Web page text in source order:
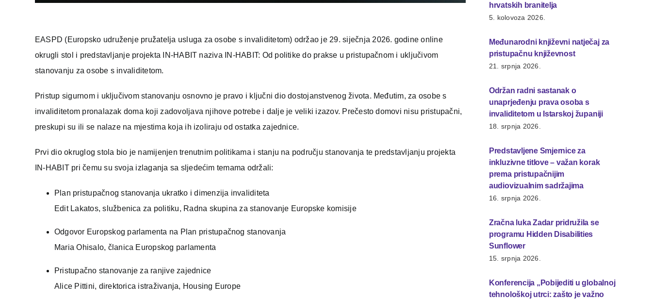
EASPD (Europsko udruženje pružatelja usluga za osobe s invaliditetom) održao je 29. siječnja 2026. godine online
okrugli stol i predstavljanje projekta IN-HABIT naziva IN-HABIT: Od politike do prakse u pristupačnom i uključivom
stanovanju za osobe s invaliditetom.
Pristup sigurnom i uključivom stanovanju osnovno je pravo i ključni dio dostojanstvenog života. Međutim, za osobe s
invaliditetom pronalazak doma koji zadovoljava njihove potrebe i dalje je veliki izazov. Prečesto domovi nisu pristupačni,
preskupi su ili se nalaze na mjestima koja ih izoliraju od ostatka zajednice.
Prvi dio okruglog stola bio je namijenjen trenutnim politikama i stanju na području stanovanja te predstavljanju projekta
IN-HABIT pri čemu su svoja izlaganja sa sljedećim temama održali:
Plan pristupačnog stanovanja ukratko i dimenzija invaliditeta
Edit Lakatos, službenica za politiku, Radna skupina za stanovanje Europske komisije
Odgovor Europskog parlamenta na Plan pristupačnog stanovanja
Maria Ohisalo, članica Europskog parlamenta
Pristupačno stanovanje za ranjive zajednice
Alice Pittini, direktorica istraživanja, Housing Europe
hrvatskih branitelja
5. kolovoza 2026.
Međunarodni književni natječaj za
pristupačnu književnost
21. srpnja 2026.
Održan radni sastanak o
unaprjeđenju prava osoba s
invaliditetom u Istarskoj županiji
18. srpnja 2026.
Predstavljene Smjernice za
inkluzivne titlove – važan korak
prema pristupačnijim
audiovizualnim sadržajima
16. srpnja 2026.
Zračna luka Zadar pridružila se
programu Hidden Disabilities
Sunflower
15. srpnja 2026.
Konferencija „Pobijediti u globalnoj
tehnološkoj utrci: zašto je važno